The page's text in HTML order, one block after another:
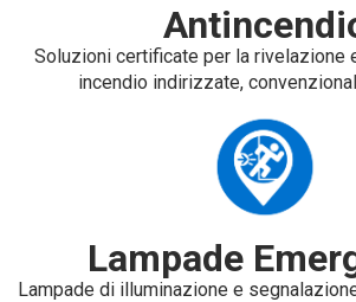
Soluzioni certificate per la rivelazione
incendio indirizzate,
Lampade
Lampade di illuminazione e